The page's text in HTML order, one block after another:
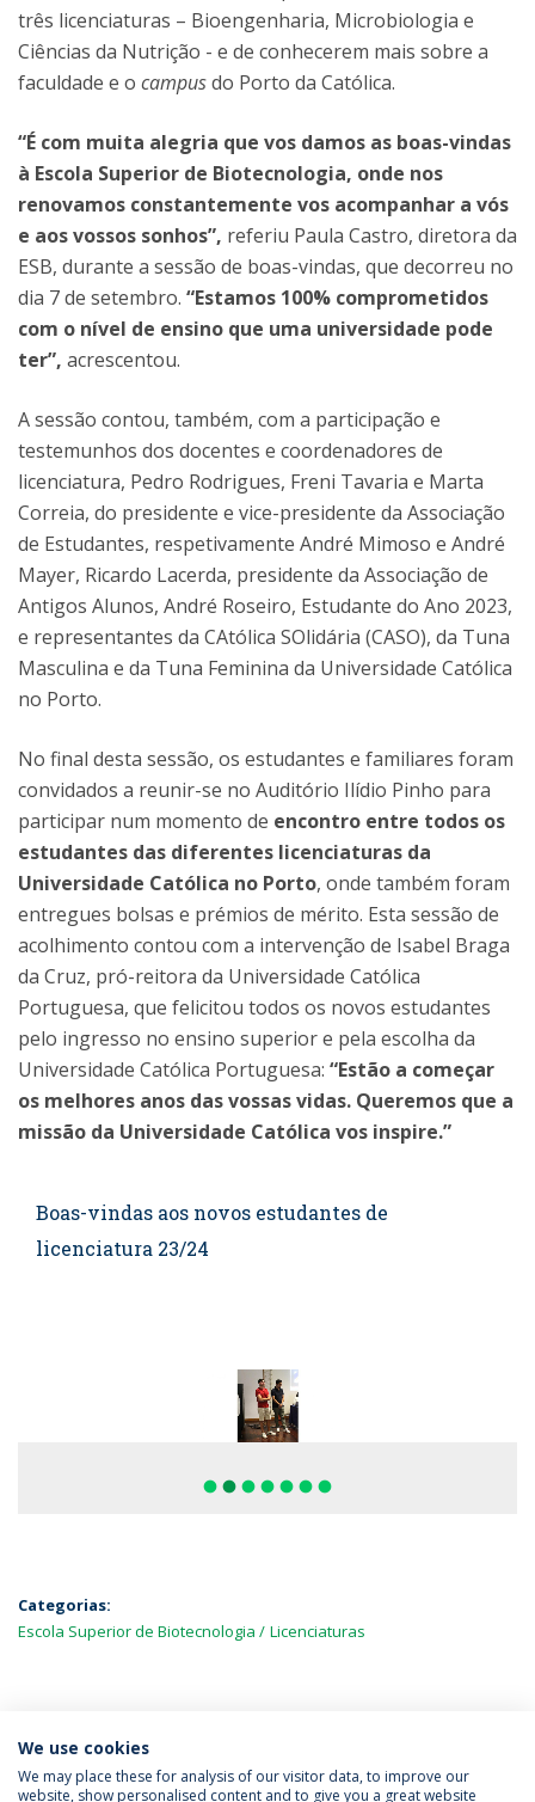
três licenciaturas – Bioengenharia, Microbiologia e
Ciências da Nutrição - e de conhecerem mais sobre a
faculdade e o campusdo Porto da Católica.
“É com muita alegria que vos damos as boas-vindas
à Escola Superior de Biotecnologia, onde nos
renovamos constantemente vos acompanhar a vós
e aos vossos sonhos”, referiu Paula Castro, diretora da
ESB, durante a sessão de boas-vindas, que decorreu no
dia 7 de setembro. “Estamos 100% comprometidos
com o nível de ensino que uma universidade pode
ter”, acrescentou.
A sessão contou, também, com a participação e
testemunhos dos docentes e coordenadores de
licenciatura, Pedro Rodrigues, Freni Tavaria e Marta
Correia, do presidente e vice-presidente da Associação
de Estudantes, respetivamente André Mimoso e André
Mayer, Ricardo Lacerda, presidente da Associação de
Antigos Alunos, André Roseiro, Estudante do Ano 2023,
e representantes da CAtólica SOlidária (CASO), da Tuna
Masculina e da Tuna Feminina da Universidade Católica
no Porto.
No final desta sessão, os estudantes e familiares foram
convidados a reunir-se no Auditório Ilídio Pinho para
participar num momento de encontro entre todos os
estudantes das diferentes licenciaturas da
Universidade Católica no Porto, onde também foram
entregues bolsas e prémios de mérito. Esta sessão de
acolhimento contou com a intervenção de Isabel Braga
da Cruz, pró-reitora da Universidade Católica
Portuguesa, que felicitou todos os novos estudantes
pelo ingresso no ensino superior e pela escolha da
Universidade Católica Portuguesa: “Estão a começar
os melhores anos das vossas vidas. Queremos que a
missão da Universidade Católica vos inspire.”
Boas-vindas aos novos estudantes de
licenciatura 23/24
fiber_manual_record fiber_manual_record fiber_manual_record fiber_manual_record fiber_manual_record fiber_manual_record fiber_manual_record
Categorias:
Escola Superior de Biotecnologia
Licenciaturas
MAIS NOTÍCIAS
We use cookies
We may place these for analysis of our visitor data, to improve our
website, show personalised content and to give you a great website